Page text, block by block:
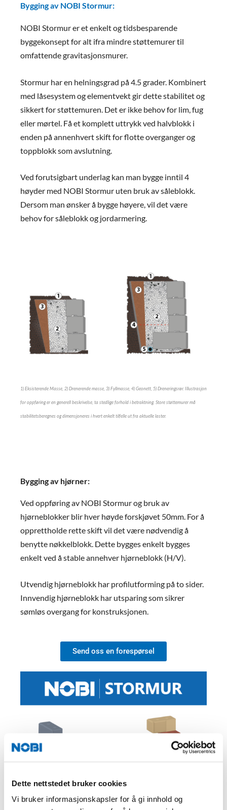
Dette nettstedet bruker cookies
Vi bruker informasjonskapsler for å gi innhold og
Bygging av NOBI Stormur:
NOBI Stormur er et enkelt og tidsbesparende
byggekonsept for alt ifra mindre støttemurer til
omfattende gravitasjonsmurer.
Stormur har en helningsgrad på 4.5 grader. Kombinert
med låsesystem og elementvekt gir dette stabilitet og
sikkert for støttemuren. Det er ikke behov for lim, fug
eller mørtel. Få et komplett uttrykk ved halvblokk i
enden på annenhvert skift for flotte overganger og
toppblokk som avslutning.
Ved forutsigbart underlag kan man bygge inntil 4
høyder med NOBI Stormur uten bruk av såleblokk.
Dersom man ønsker å bygge høyere, vil det være
behov for såleblokk og jordarmering.
1) Eksisterende Masse, 2) Drenerende masse, 3) Fyllmasse, 4) Geonett, 5) Dreneringsrør. Illustrasjon
for oppføring er en generell beskrivelse, ta stedlige forhold i betraktning. Store støttemurer må
stabilitetsberegnes og dimensjoneres i hvert enkelt tilfelle ut fra aktuelle laster.
Bygging av hjørner:
Ved oppføring av NOBI Stormur og bruk av
hjørneblokker blir hver høyde forskjøvet 50mm. For å
opprettholde rette skift vil det være nødvendig å
benytte nøkkelblokk. Dette bygges enkelt bygges
enkelt ved å stable annehver hjørneblokk (H/V).
Utvendig hjørneblokk har profilutforming på to sider.
Innvendig hjørneblokk har utsparing som sikrer
sømløs overgang for konstruksjonen.
Send oss en forespørsel